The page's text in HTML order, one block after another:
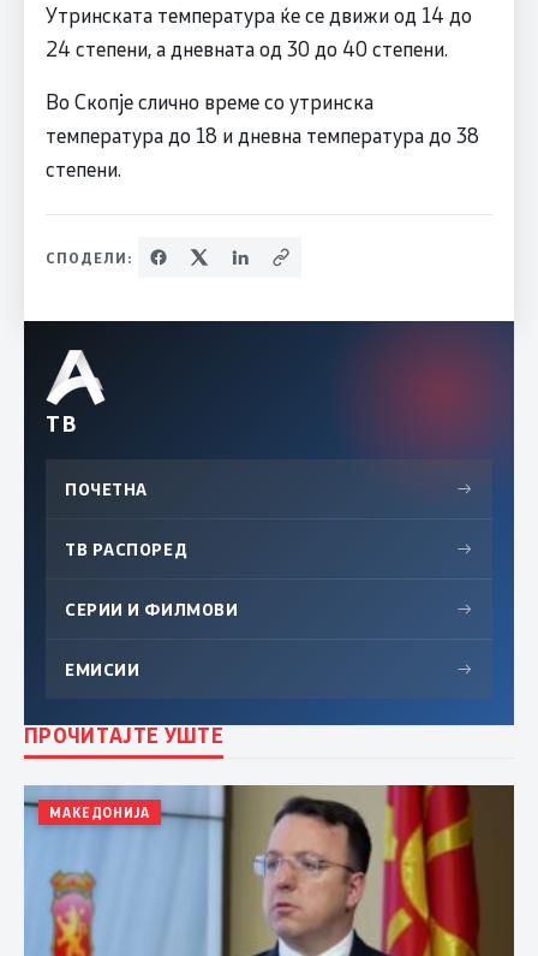
Утринската температура ќе се движи од 14 до
24 степени, а дневната од 30 до 40 степени.
Во Скопје слично време со утринска
температура до 18 и дневна температура до 38
степени.
СПОДЕЛИ:
ТВ
ПОЧЕТНА →
ТВ РАСПОРЕД →
СЕРИИ И ФИЛМОВИ →
ЕМИСИИ →
ПРОЧИТАЈТЕ УШТЕ
МАКЕДОНИЈА